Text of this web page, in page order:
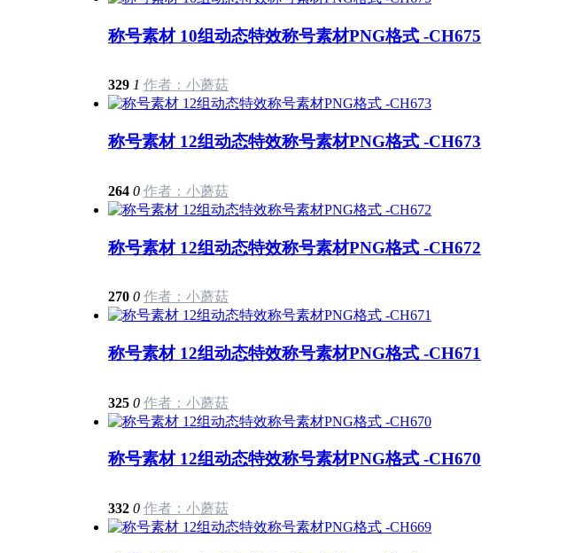
称号素材 10组动态特效称号素材PNG格式 -CH675
329 1 作者：小蘑菇
称号素材 12组动态特效称号素材PNG格式 -CH673
264 0 作者：小蘑菇
称号素材 12组动态特效称号素材PNG格式 -CH672
270 0 作者：小蘑菇
称号素材 12组动态特效称号素材PNG格式 -CH671
325 0 作者：小蘑菇
称号素材 12组动态特效称号素材PNG格式 -CH670
332 0 作者：小蘑菇